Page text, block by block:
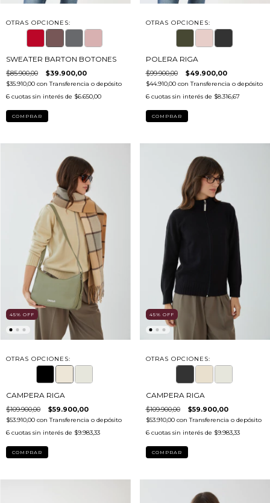
OTRAS OPCIONES:
SWEATER BARTON BOTONES
$85.900,00 $39.900,00
$35.910,00 con Transferencia o depósito
6 cuotas sin interés de $6.650,00
COMPRAR
OTRAS OPCIONES:
POLERA RIGA
$99.900,00 $49.900,00
$44.910,00 con Transferencia o depósito
6 cuotas sin interés de $8.316,67
COMPRAR
45% OFF
OTRAS OPCIONES:
CAMPERA RIGA
$109.900,00 $59.900,00
$53.910,00 con Transferencia o depósito
6 cuotas sin interés de $9.983,33
COMPRAR
45% OFF
OTRAS OPCIONES:
CAMPERA RIGA
$109.900,00 $59.900,00
$53.910,00 con Transferencia o depósito
6 cuotas sin interés de $9.983,33
COMPRAR